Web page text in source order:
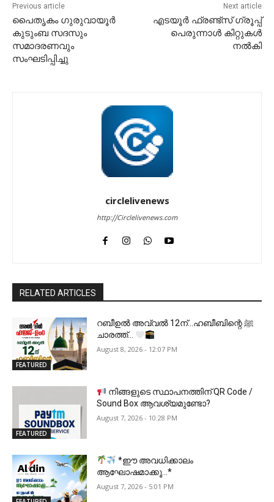
Previous article
പൈതൃകം ഗുരുവായൂർ
കുടുംബ സദസും
സമാദരണവും
സംഘടിപ്പിച്ചു
Next article
എടയൂർ ഫ്രണ്ട്‌സ് ഗ്രൂപ്പ്
പെരുന്നാൾ കിറ്റുകൾ
നൽകി
circlelivenews
http://Circlelivenews.com
RELATED ARTICLES
FEATURED
റബീഉൽ അവ്വൽ 12ന്…ഹബീബിന്റെ ﷺ
ചാരത്ത്…
August 8, 2026 - 12:07 PM
FEATURED
നിങ്ങളുടെ സ്ഥാപനത്തിന് QR Code /
Sound Box ആവശ്യമുണ്ടോ?
August 7, 2026 - 10:28 PM
*ഈ അവധിക്കാലം
ആഘോഷമാക്കൂ…*
August 7, 2026 - 5:01 PM